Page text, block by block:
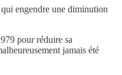
engendre une diminution
pour réduire sa
jamais été